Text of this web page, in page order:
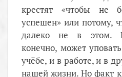
крестят «чтобы не
успешен» или потому,
далеко не в этом.
конечно, может
учёбе, и в работе, и в
нашей жизни. Но факт